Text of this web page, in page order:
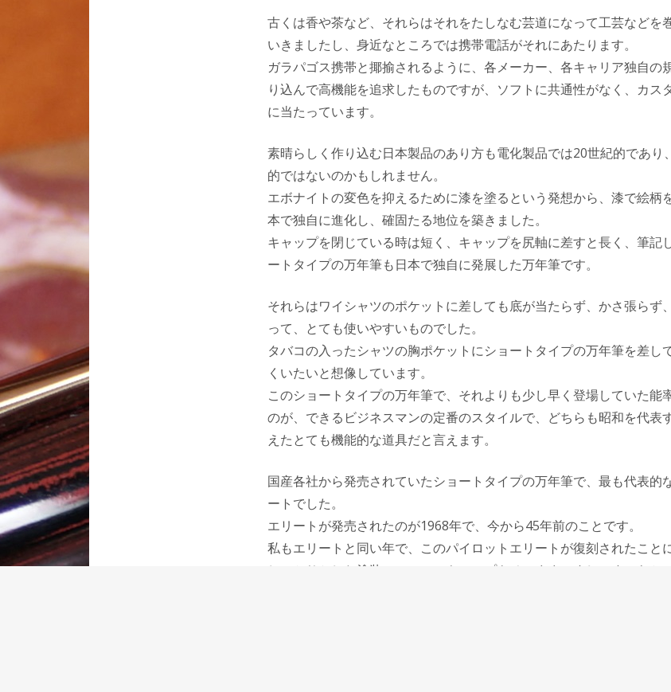
古くは香や茶など、それらはそれをたしなむ芸道になって工芸などを
いきましたし、身近なところでは携帯電話がそれにあたります。
ガラパゴス携帯と揶揄されるように、各メーカー、各キャリア独自の
り込んで高機能を追求したものですが、ソフトに共通性がなく、カス
に当たっています。
素晴らしく作り込む日本製品のあり方も電化製品では20世紀的であり
的ではないのかもしれません。
エボナイトの変色を抑えるために漆を塗るという発想から、漆で絵柄
本で独自に進化し、確固たる地位を築きました。
キャップを閉じている時は短く、キャップを尻軸に差すと長く、筆記
ートタイプの万年筆も日本で独自に発展した万年筆です。
それらはワイシャツのポケットに差しても底が当たらず、かさ張らず
って、とても使いやすいものでした。
タバコの入ったシャツの胸ポケットにショートタイプの万年筆を差し
くいたいと想像しています。
このショートタイプの万年筆で、それよりも少し早く登場していた能
のが、できるビジネスマンの定番のスタイルで、どちらも昭和を代表
えたとても機能的な道具だと言えます。
国産各社から発売されていたショートタイプの万年筆で、最も代表的
ートでした。
エリートが発売されたのが1968年で、今から45年前のことです。
私もエリートと同い年で、このパイロットエリートが復刻されたこと
しっかりとした塗装のアルミのキャップもそのままですし、すべらか